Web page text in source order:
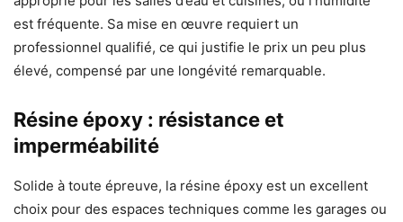
est fréquente. Sa mise en œuvre requiert un
professionnel qualifié, ce qui justifie le prix un peu plus
élevé, compensé par une longévité remarquable.
Résine époxy : résistance et
imperméabilité
Solide à toute épreuve, la résine époxy est un excellent
choix pour des espaces techniques comme les garages ou